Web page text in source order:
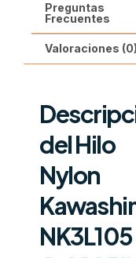
Preguntas
Frecuentes
Valoraciones (0)
del Hilo
Nylon